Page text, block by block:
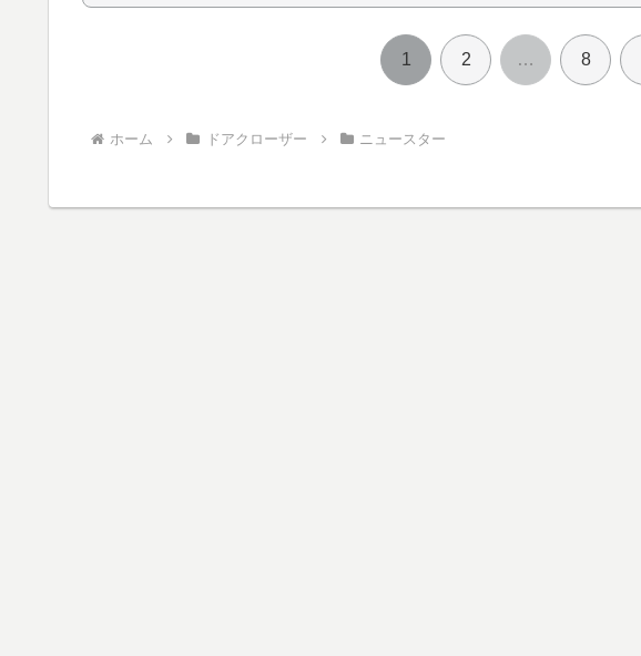
1 2 … 8
ホーム ドアクローザー ニュースター